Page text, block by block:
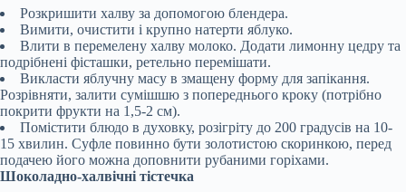
Розкришити халву за допомогою блендера.
Вимити, очистити і крупно натерти яблуко.
Влити в перемелену халву молоко. Додати лимонну цедру та
подрібнені фісташки, ретельно перемішати.
Викласти яблучну масу в змащену форму для запікання.
Розрівняти, залити сумішшю з попереднього кроку (потрібно
покрити фрукти на 1,5-2 см).
Помістити блюдо в духовку, розігріту до 200 градусів на 10-
15 хвилин. Суфле повинно бути золотистою скоринкою, перед
подачею його можна доповнити рубаними горіхами.
Шоколадно-халвічні тістечка